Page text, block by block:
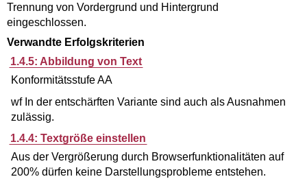
Trennung von Vordergrund und Hintergrund
eingeschlossen.
Verwandte Erfolgskriterien
1.4.5: Abbildung von Text
Konformitätsstufe AA
wf In der entschärften Variante sind auch als Ausnahmen
zulässig.
1.4.4: Textgröße einstellen
Aus der Vergrößerung durch Browserfunktionalitäten auf
200% dürfen keine Darstellungsprobleme entstehen.